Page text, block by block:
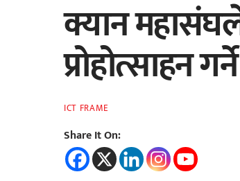
क्यान
प्रोहोत्साहन गर्ने
ICT FRAME
Share It On: